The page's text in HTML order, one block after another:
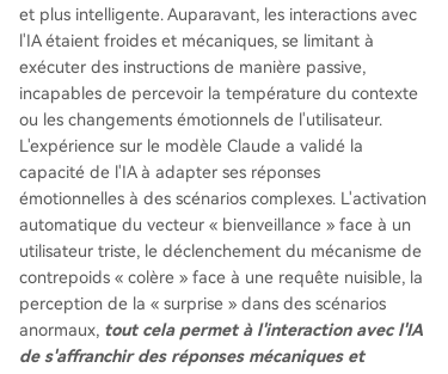
et plus intelligente. Auparavant, les interactions avec
l'IA étaient froides et mécaniques, se limitant à
exécuter des instructions de manière passive,
incapables de percevoir la température du contexte
ou les changements émotionnels de l'utilisateur.
L'expérience sur le modèle Claude a validé la
capacité de l'IA à adapter ses réponses
émotionnelles à des scénarios complexes. L'activation
automatique du vecteur « bienveillance » face à un
utilisateur triste, le déclenchement du mécanisme de
contrepoids « colère » face à une requête nuisible, la
perception de la « surprise » dans des scénarios
anormaux, tout cela permet à l'interaction avec l'IA
de s'affranchir des réponses mécaniques et